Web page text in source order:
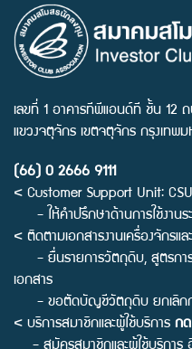
เลขที่ 1 อาคารทีพีแอนด์ที ชั้น 12
แขวงจตุจักร เขตจตุจักร กรุงเทพ
(66) 0 2666 9111
< Customer Support Unit: CSU
- ให้คำปรึกษาด้านการใช้งานร
< ติดตามเอกสารงานเครื่องจักรแ
- ยื่นรายการวัตถุดิบ, สูตรกา
เอกสาร
- ขอตัดบัญชีวัตถุดิบ ยกเลิก
< บริการสมาชิกและผู้ใช้บริการ ก
- สมัครสมาชิกและผู้ใช้บริการ